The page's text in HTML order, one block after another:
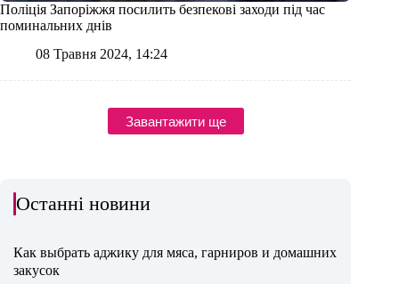
Поліція Запоріжжя посилить безпекові заходи під час
поминальних днів
08 Травня 2024, 14:24
Завантажити ще
Останні новини
Как выбрать аджику для мяса, гарниров и домашних
закусок